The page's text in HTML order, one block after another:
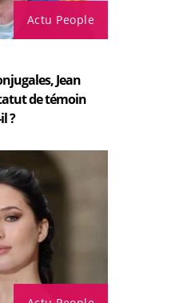
Actu People
Jean
de témoin
?